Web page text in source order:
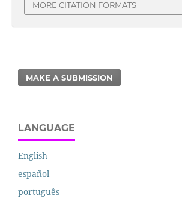
MORE CITATION FORMATS
MAKE A SUBMISSION
LANGUAGE
English
español
português